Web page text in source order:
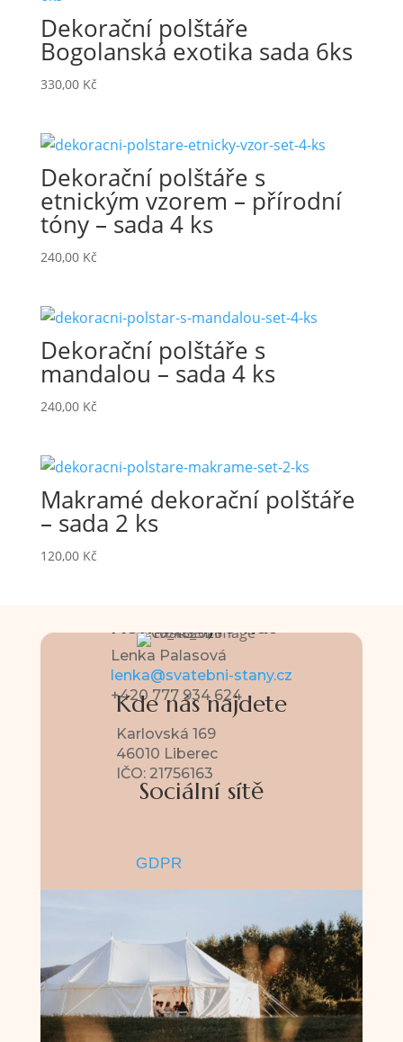
Dekorační polštáře
Bogolanská exotika sada 6ks
330,00 Kč
Dekorační polštáře s
etnickým vzorem – přírodní
tóny – sada 4 ks
240,00 Kč
Dekorační polštáře s
mandalou – sada 4 ks
240,00 Kč
Makramé dekorační polštáře
– sada 2 ks
120,00 Kč
Kontaktujte nás
Lenka Palasová
lenka@svatebni-stany.cz
+420 777 934 624
Kde nás najdete
Karlovská 169
46010 Liberec
IČO: 21756163
Sociální sítě
GDPR